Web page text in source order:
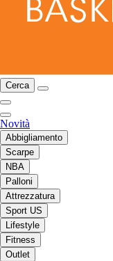
Cerca
Novità
Abbigliamento
Scarpe
NBA
Palloni
Attrezzatura
Sport US
Lifestyle
Fitness
Outlet